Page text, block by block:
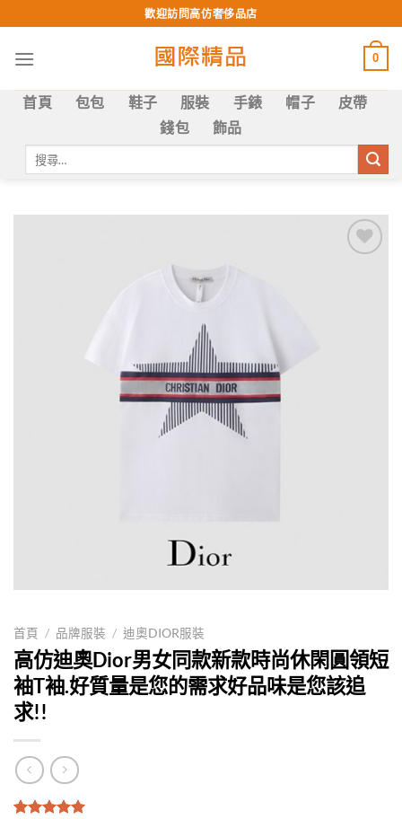
to
content
歡迎訪問高仿奢侈品店
0
首頁 包包 鞋子 服裝 手錶 帽子
皮帶
錢包
飾品
首頁 / 品牌服裝 / 迪奧DIOR服裝
高仿迪奧Dior男女同款新款時尚休閑圓領短
袖T袖.好質量是您的需求好品味是您該追
求!!